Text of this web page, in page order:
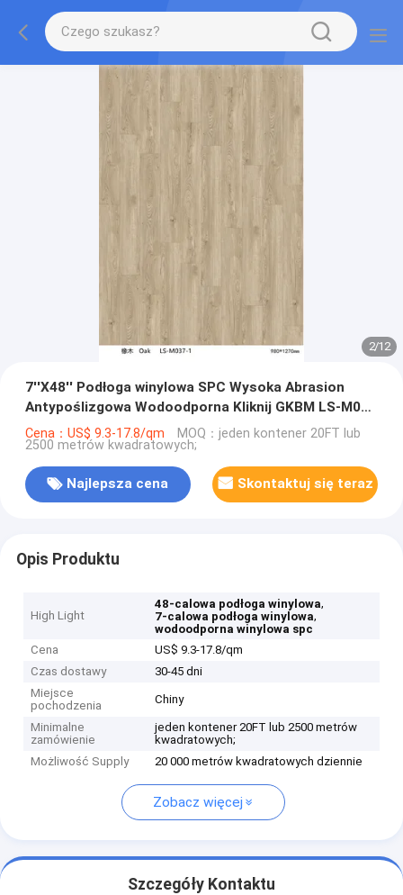
2/12
7''X48'' Podłoga winylowa SPC Wysoka Abrasion
Antypoślizgowa Wodoodporna Kliknij GKBM LS-M037
Zielona
Cena：US$ 9.3-17.8/qm MOQ：jeden kontener 20FT lub
2500 metrów kwadratowych;
Najlepsza cena Skontaktuj się teraz
Opis Produktu
High Light
48-calowa podłoga winylowa,
7-calowa podłoga winylowa,
wodoodporna winylowa spc
Cena
US$ 9.3-17.8/qm
Czas dostawy
30-45 dni
Miejsce
pochodzenia
Chiny
Minimalne
zamówienie
jeden kontener 20FT lub 2500 metrów
kwadratowych;
Możliwość Supply
20 000 metrów kwadratowych dziennie
Zobacz więcej
Szczegóły Kontaktu